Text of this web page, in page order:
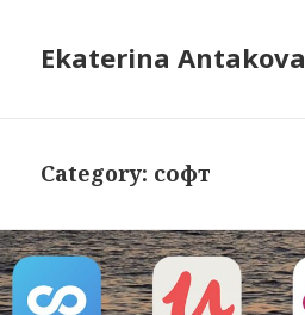
Ekaterina Antakova
Category: софт